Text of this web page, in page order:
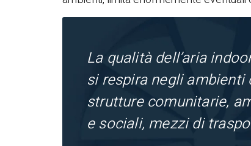
La qualità dell’aria
si respira negli
strutture comunitarie,
e sociali, mezzi di